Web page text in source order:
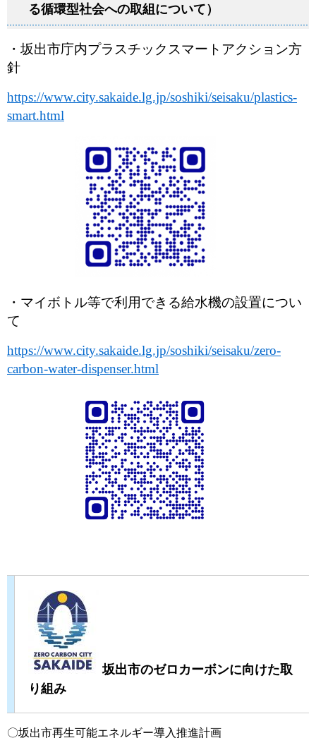
る循環型社会への取組について）
・坂出市庁内プラスチックスマートアクション方
針
https://www.city.sakaide.lg.jp/soshiki/seisaku/plastics-
smart.html
・マイボトル等で利用できる給水機の設置につい
て
https://www.city.sakaide.lg.jp/soshiki/seisaku/zero-
carbon-water-dispenser.html
坂出市のゼロカーボンに向けた取
り組み
〇坂出市再生可能エネルギー導入推進計画